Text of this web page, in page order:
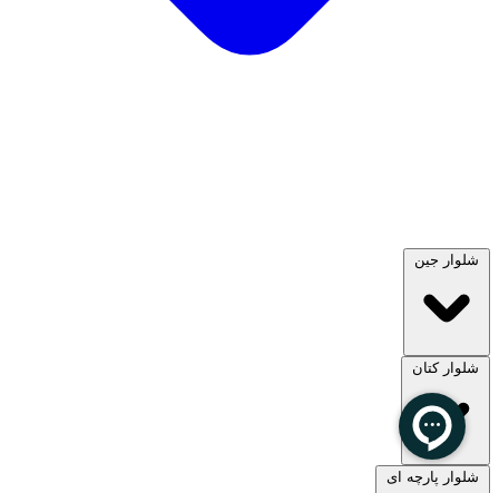
شلوار جین
مشاهده همه
شلوار کتان
شلوار پارچه ای